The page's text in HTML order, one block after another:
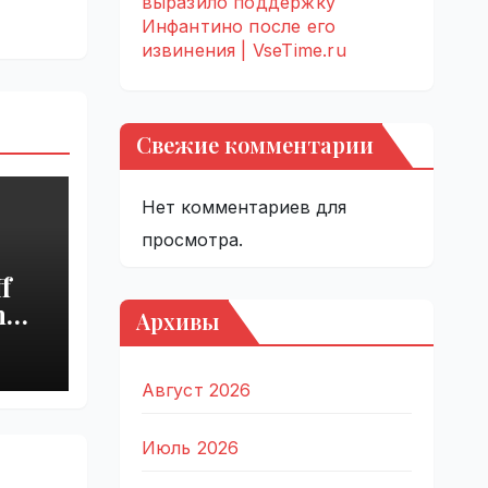
Инфантино после его
извинения | VseTime.ru
Свежие комментарии
Нет комментариев для
просмотра.
Архивы
Август 2026
Июль 2026